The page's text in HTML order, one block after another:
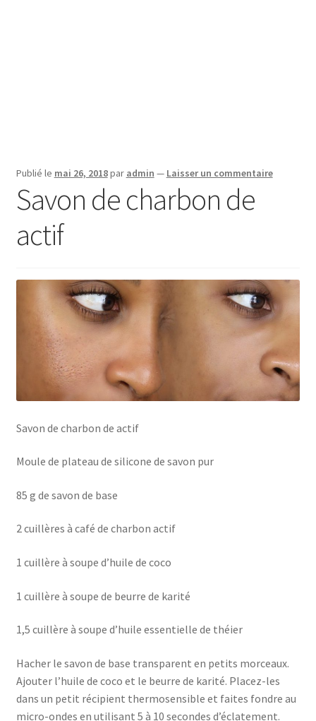
Publié le mai 26, 2018par admin — Laisser un commentaire
Savon de charbon de
actif
Savon de charbon de actif
Moule de plateau de silicone de savon pur
85 g de savon de base
2 cuillères à café de charbon actif
1 cuillère à soupe d’huile de coco
1 cuillère à soupe de beurre de karité
1,5 cuillère à soupe d’huile essentielle de théier
Hacher le savon de base transparent en petits morceaux.
Ajouter l’huile de coco et le beurre de karité. Placez-les
dans un petit récipient thermosensible et faites fondre au
micro-ondes en utilisant 5 à 10 secondes d’éclatement.